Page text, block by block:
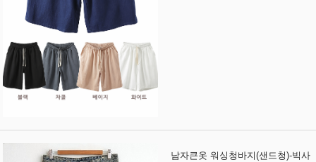
남자큰옷 워싱청바지(샌드청)-빅사